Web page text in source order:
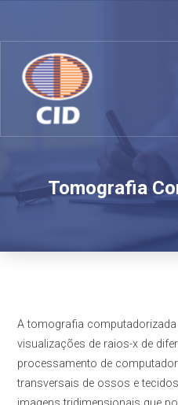
Tomografia
A tomografia
visualizações de raios-x de
processamento de
transversais de ossos e